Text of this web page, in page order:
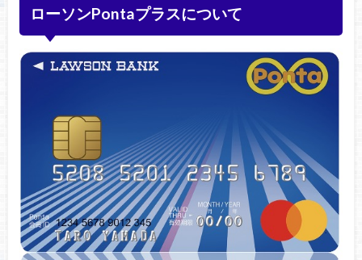
ローソンPontaプラスについて